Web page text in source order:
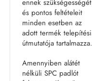
ennek szükségességét
és pontos feltételeit
minden esetben az
adott termék telepítési
útmutatója tartalmazza.
Amennyiben alátét
nélküli SPC padlót